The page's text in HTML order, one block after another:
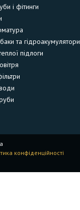
і фітинги
та гідроакумулятори
підлоги
конфіденційності